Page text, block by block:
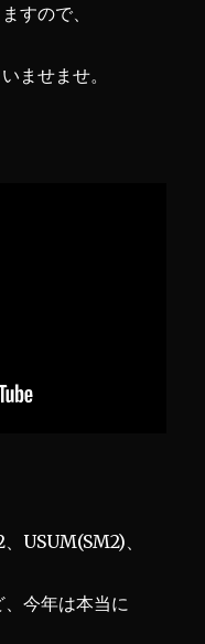
すので、
ませませ。
USUM(SM2)、
今年は本当に